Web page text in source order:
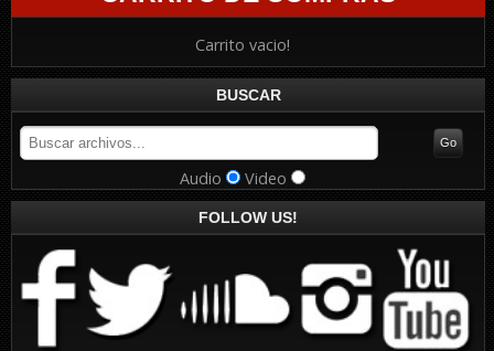
Carrito vacio!
BUSCAR
Audio Video
FOLLOW US!